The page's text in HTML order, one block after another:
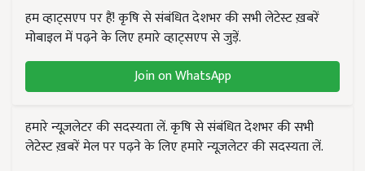
हम व्हाट्सएप पर हैं! कृषि से संबंधित देशभर की सभी लेटेस्ट ख़बरें
मोबाइल में पढ़ने के लिए हमारे व्हाट्सएप से जुड़ें.
Join on WhatsApp
हमारे न्यूज़लेटर की सदस्यता लें. कृषि से संबंधित देशभर की सभी
लेटेस्ट ख़बरें मेल पर पढ़ने के लिए हमारे न्यूज़लेटर की सदस्यता लें.